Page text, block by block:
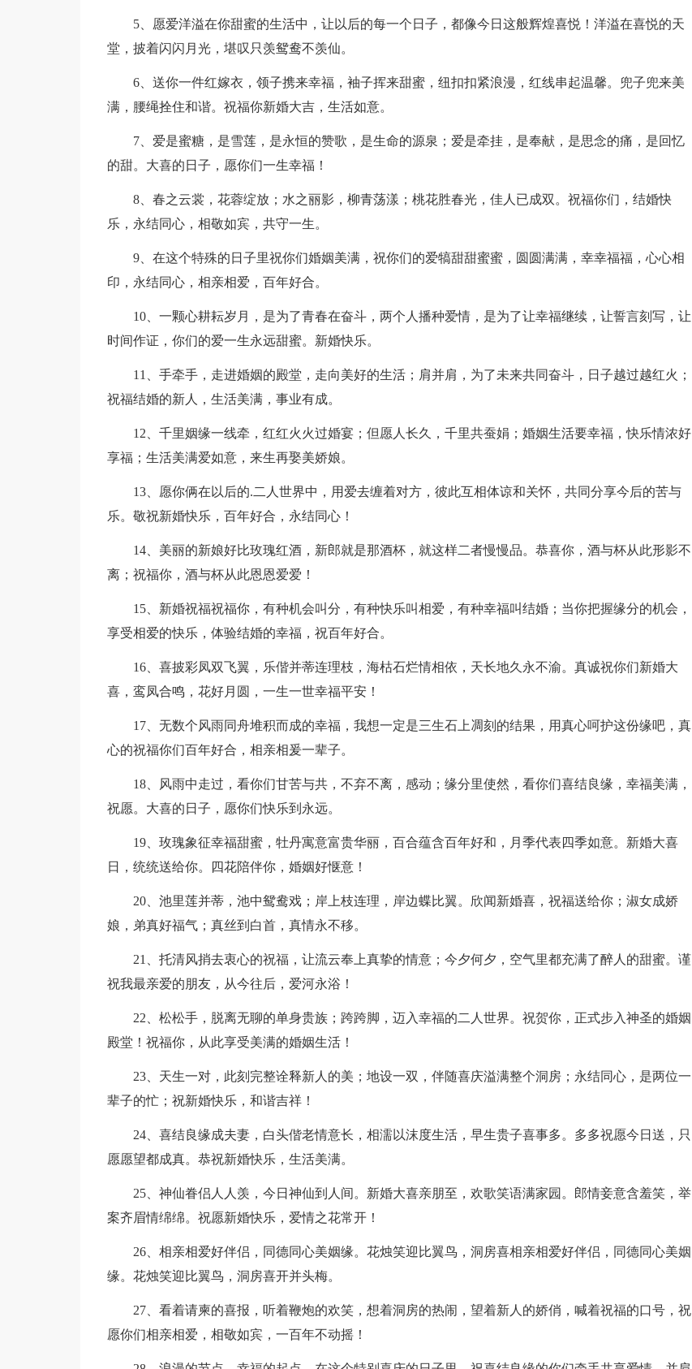
5、愿爱洋溢在你甜蜜的生活中，让以后的每一个日子，都像今日这般辉煌喜悦！洋溢在喜悦的天
堂，披着闪闪月光，堪叹只羡鸳鸯不羡仙。
6、送你一件红嫁衣，领子携来幸福，袖子挥来甜蜜，纽扣扣紧浪漫，红线串起温馨。兜子兜来美
满，腰绳拴住和谐。祝福你新婚大吉，生活如意。
7、爱是蜜糖，是雪莲，是永恒的赞歌，是生命的源泉；爱是牵挂，是奉献，是思念的痛，是回忆
的甜。大喜的日子，愿你们一生幸福！
8、春之云裳，花蓉绽放；水之丽影，柳青荡漾；桃花胜春光，佳人已成双。祝福你们，结婚快
乐，永结同心，相敬如宾，共守一生。
9、在这个特殊的日子里祝你们婚姻美满，祝你们的爱犒甜甜蜜蜜，圆圆满满，幸幸福福，心心相
印，永结同心，相亲相爱，百年好合。
10、一颗心耕耘岁月，是为了青春在奋斗，两个人播种爱情，是为了让幸福继续，让誓言刻写，让
时间作证，你们的爱一生永远甜蜜。新婚快乐。
11、手牵手，走进婚姻的殿堂，走向美好的生活；肩并肩，为了未来共同奋斗，日子越过越红火；
祝福结婚的新人，生活美满，事业有成。
12、千里姻缘一线牵，红红火火过婚宴；但愿人长久，千里共蚕娟；婚姻生活要幸福，快乐情浓好
享福；生活美满爱如意，来生再娶美娇娘。
13、愿你俩在以后的.二人世界中，用爱去缠着对方，彼此互相体谅和关怀，共同分享今后的苦与
乐。敬祝新婚快乐，百年好合，永结同心！
14、美丽的新娘好比玫瑰红酒，新郎就是那酒杯，就这样二者慢慢品。恭喜你，酒与杯从此形影不
离；祝福你，酒与杯从此恩恩爱爱！
15、新婚祝福祝福你，有种机会叫分，有种快乐叫相爱，有种幸福叫结婚；当你把握缘分的机会，
享受相爱的快乐，体验结婚的幸福，祝百年好合。
16、喜披彩凤双飞翼，乐偕并蒂连理枝，海枯石烂情相依，天长地久永不渝。真诚祝你们新婚大
喜，鸾凤合鸣，花好月圆，一生一世幸福平安！
17、无数个风雨同舟堆积而成的幸福，我想一定是三生石上凋刻的结果，用真心呵护这份缘吧，真
心的祝福你们百年好合，相亲相爰一辈子。
18、风雨中走过，看你们甘苦与共，不弃不离，感动；缘分里使然，看你们喜结良缘，幸福美满，
祝愿。大喜的日子，愿你们快乐到永远。
19、玫瑰象征幸福甜蜜，牡丹寓意富贵华丽，百合蕴含百年好和，月季代表四季如意。新婚大喜
日，统统送给你。四花陪伴你，婚姻好惬意！
20、池里莲并蒂，池中鸳鸯戏；岸上枝连理，岸边蝶比翼。欣闻新婚喜，祝福送给你；淑女成娇
娘，弟真好福气；真丝到白首，真情永不移。
21、托清风捎去衷心的祝福，让流云奉上真挚的情意；今夕何夕，空气里都充满了醉人的甜蜜。谨
祝我最亲爱的朋友，从今往后，爱河永浴！
22、松松手，脱离无聊的单身贵族；跨跨脚，迈入幸福的二人世界。祝贺你，正式步入神圣的婚姻
殿堂！祝福你，从此享受美满的婚姻生活！
23、天生一对，此刻完整诠释新人的美；地设一双，伴随喜庆溢满整个洞房；永结同心，是两位一
辈子的忙；祝新婚快乐，和谐吉祥！
24、喜结良缘成夫妻，白头偕老情意长，相濡以沫度生活，早生贵子喜事多。多多祝愿今日送，只
愿愿望都成真。恭祝新婚快乐，生活美满。
25、神仙眷侣人人羡，今日神仙到人间。新婚大喜亲朋至，欢歌笑语满家园。郎情妾意含羞笑，举
案齐眉情绵绵。祝愿新婚快乐，爱情之花常开！
26、相亲相爱好伴侣，同德同心美姻缘。花烛笑迎比翼鸟，洞房喜相亲相爱好伴侣，同德同心美姻
缘。花烛笑迎比翼鸟，洞房喜开并头梅。
27、看着请柬的喜报，听着鞭炮的欢笑，想着洞房的热闹，望着新人的娇俏，喊着祝福的口号，祝
愿你们相亲相爱，相敬如宾，一百年不动摇！